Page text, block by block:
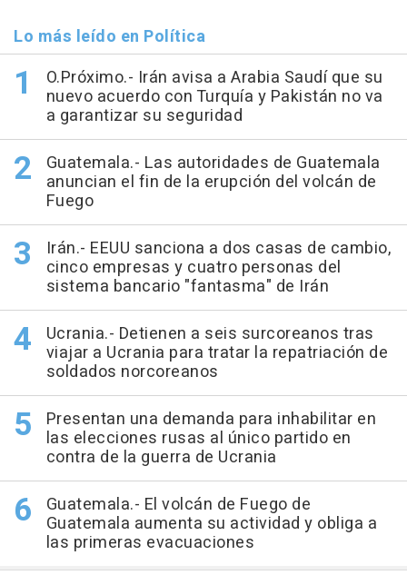
Lo más leído en Política
O.Próximo.- Irán avisa a Arabia Saudí que su
nuevo acuerdo con Turquía y Pakistán no va
a garantizar su seguridad
Guatemala.- Las autoridades de Guatemala
anuncian el fin de la erupción del volcán de
Fuego
Irán.- EEUU sanciona a dos casas de cambio,
cinco empresas y cuatro personas del
sistema bancario "fantasma" de Irán
Ucrania.- Detienen a seis surcoreanos tras
viajar a Ucrania para tratar la repatriación de
soldados norcoreanos
Presentan una demanda para inhabilitar en
las elecciones rusas al único partido en
contra de la guerra de Ucrania
Guatemala.- El volcán de Fuego de
Guatemala aumenta su actividad y obliga a
las primeras evacuaciones